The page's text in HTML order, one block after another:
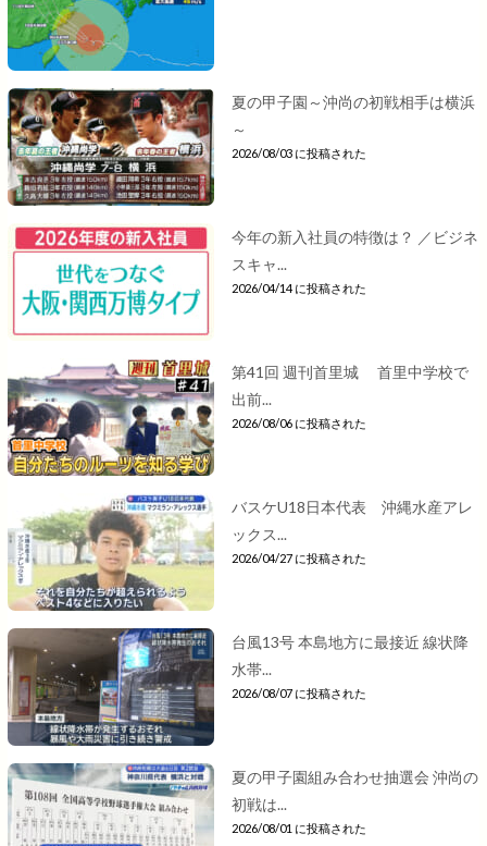
夏の甲子園～沖尚の初戦相手は横浜
～
2026/08/03 に投稿された
今年の新入社員の特徴は？ ／ビジネ
スキャ...
2026/04/14 に投稿された
第41回 週刊首里城 首里中学校で
出前...
2026/08/06 に投稿された
バスケU18日本代表 沖縄水産アレ
ックス...
2026/04/27 に投稿された
台風13号 本島地方に最接近 線状降
水帯...
2026/08/07 に投稿された
夏の甲子園組み合わせ抽選会 沖尚の
初戦は...
2026/08/01 に投稿された